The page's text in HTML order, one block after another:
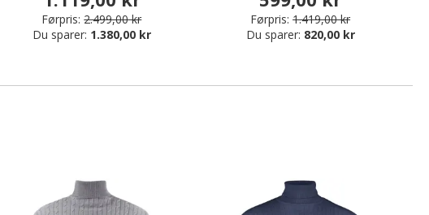
Førpris: 2.499,00 kr
Du sparer: 1.380,00 kr
Førpris: 1.419,00 kr
Du sparer: 820,00 kr